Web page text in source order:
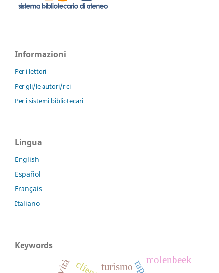
Informazioni
Per i lettori
Per gli/le autori/rici
Per i sistemi bibliotecari
Lingua
English
Español
Français
Italiano
Keywords
turismo
molenbeek